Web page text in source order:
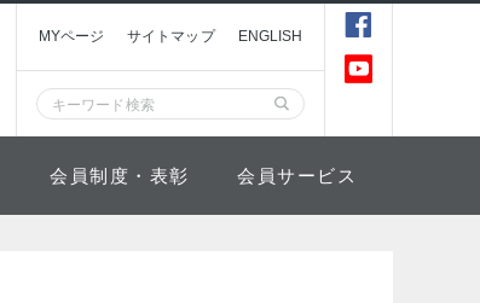
MYページ サイトマップ ENGLISH
会員制度・表彰 会員サービス